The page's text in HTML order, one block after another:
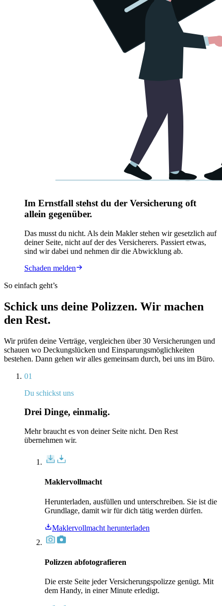
Im Ernstfall stehst du der Versicherung oft
allein gegenüber.
Das musst du nicht. Als dein Makler stehen wir gesetzlich auf
deiner Seite, nicht auf der des Versicherers. Passiert etwas,
sind wir dabei und nehmen dir die Abwicklung ab.
Schaden melden
So einfach geht’s
Schick uns deine Polizzen. Wir machen
den Rest.
Wir prüfen deine Verträge, vergleichen über 30 Versicherungen und
schauen wo Deckungslücken und Einsparungsmöglichkeiten
bestehen. Dann gehen wir alles gemeinsam durch, bei uns im Büro.
01
Du schickst uns
Drei Dinge, einmalig.
Mehr braucht es von deiner Seite nicht. Den Rest
übernehmen wir.
Maklervollmacht
Herunterladen, ausfüllen und unterschreiben. Sie ist die
Grundlage, damit wir für dich tätig werden dürfen.
Maklervollmacht herunterladen
Polizzen abfotografieren
Die erste Seite jeder Versicherungspolizze genügt. Mit
dem Handy, in einer Minute erledigt.